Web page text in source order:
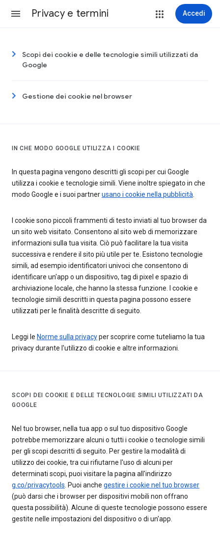
Privacy e termini Accedi
Scopi dei cookie e delle tecnologie simili utilizzati da
Google
Gestione dei cookie nel browser
IN CHE MODO GOOGLE UTILIZZA I COOKIE
In questa pagina vengono descritti gli scopi per cui Google
utilizza i cookie e tecnologie simili. Viene inoltre spiegato in che
modo Google e i suoi partnerusano i cookie nella pubblicità.
I cookie sono piccoli frammenti di testo inviati al tuo browser da
un sito web visitato. Consentono al sito web di memorizzare
informazioni sulla tua visita. Ciò può facilitare la tua visita
successiva e rendere il sito più utile per te. Esistono tecnologie
simili, ad esempio identificatori univoci che consentono di
identificare un'app o un dispositivo, tag di pixel e spazio di
archiviazione locale, che hanno la stessa funzione. I cookie e
tecnologie simili descritti in questa pagina possono essere
utilizzati per le finalità descritte di seguito.
Leggi le Norme sulla privacyper scoprire come tuteliamo la tua
privacy durante l'utilizzo di cookie e altre informazioni.
SCOPI DEI COOKIE E DELLE TECNOLOGIE SIMILI UTILIZZATI DA
GOOGLE
Nel tuo browser, nella tua app o sul tuo dispositivo Google
potrebbe memorizzare alcuni o tutti i cookie o tecnologie simili
per gli scopi descritti di seguito. Per gestire la modalità di
utilizzo dei cookie, tra cui rifiutarne l'uso di alcuni per
determinati scopi, puoi visitare la pagina all'indirizzo
g.co/privacytools. Puoi anche gestire i cookie nel tuo browser
(può darsi che i browser per dispositivi mobili non offrano
questa possibilità). Alcune di queste tecnologie possono essere
gestite nelle impostazioni del dispositivo o di un'app.